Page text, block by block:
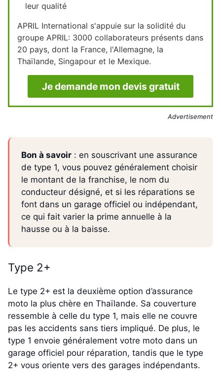
leur qualité
APRIL International s'appuie sur la solidité du
groupe APRIL: 3000 collaborateurs présents dans
20 pays, dont la France, l'Allemagne, la
Thaïlande, Singapour et le Mexique.
Je demande mon devis gratuit
Advertisement
Bon à savoir : en souscrivant une assurance
de type 1, vous pouvez généralement choisir
le montant de la franchise, le nom du
conducteur désigné, et si les réparations se
font dans un garage officiel ou indépendant,
ce qui fait varier la prime annuelle à la
hausse ou à la baisse.
Type 2+
Le type 2+ est la deuxième option d’assurance
moto la plus chère en Thaïlande. Sa couverture
ressemble à celle du type 1, mais elle ne couvre
pas les accidents sans tiers impliqué. De plus, le
type 1 envoie généralement votre moto dans un
garage officiel pour réparation, tandis que le type
2+ vous oriente vers des garages indépendants.